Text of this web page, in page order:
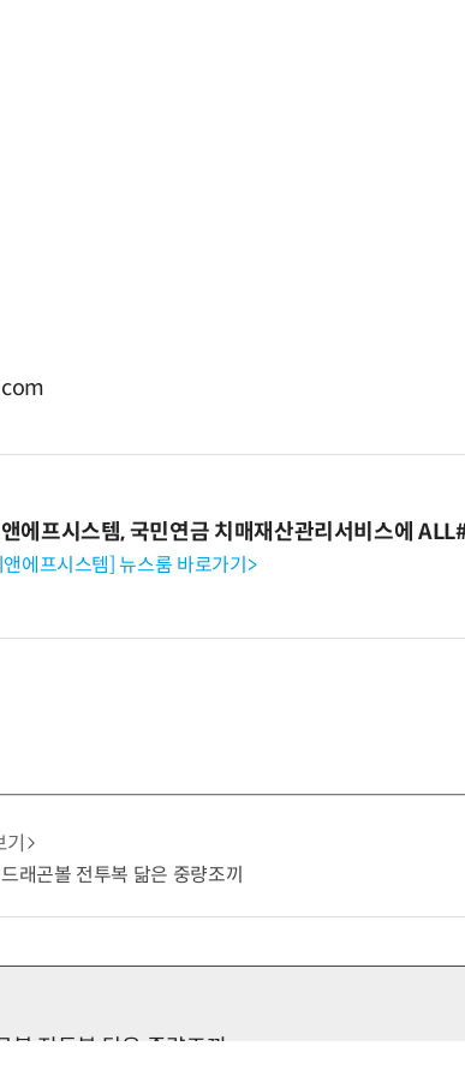
에프시스템, 국민연금 치매재산관리서비스에
에프시스템] 뉴스룸 바로가기>
래곤볼 전투복 닮은 중량조끼
볼 전투복 닮은 중량조끼